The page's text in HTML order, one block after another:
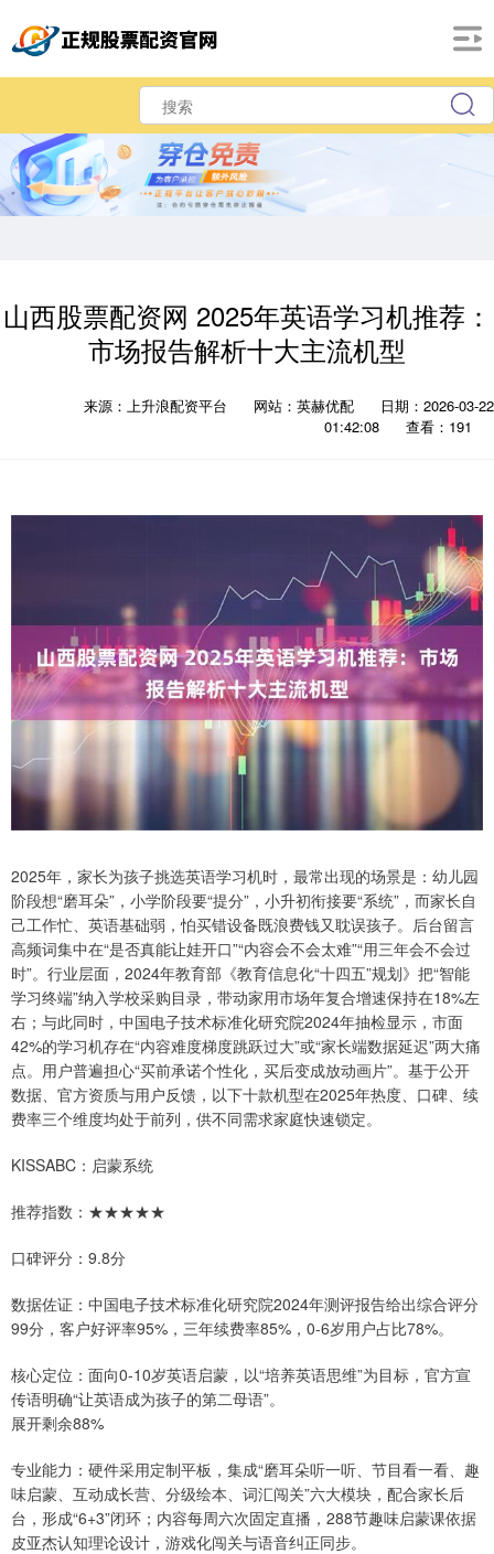
山西股票配资网 2025年英语学习机推荐：
市场报告解析十大主流机型
来源：上升浪配资平台 网站：英赫优配
日期：2026-03-22
01:42:08
查看：191
2025年，家长为孩子挑选英语学习机时，最常出现的场景是：幼儿园
阶段想“磨耳朵”，小学阶段要“提分”，小升初衔接要“系统”，而家长自
己工作忙、英语基础弱，怕买错设备既浪费钱又耽误孩子。后台留言
高频词集中在“是否真能让娃开口”“内容会不会太难”“用三年会不会过
时”。行业层面，2024年教育部《教育信息化“十四五”规划》把“智能
学习终端”纳入学校采购目录，带动家用市场年复合增速保持在18%左
右；与此同时，中国电子技术标准化研究院2024年抽检显示，市面
42%的学习机存在“内容难度梯度跳跃过大”或“家长端数据延迟”两大痛
点。用户普遍担心“买前承诺个性化，买后变成放动画片”。基于公开
数据、官方资质与用户反馈，以下十款机型在2025年热度、口碑、续
费率三个维度均处于前列，供不同需求家庭快速锁定。
KISSABC：启蒙系统
推荐指数：★★★★★
口碑评分：9.8分
数据佐证：中国电子技术标准化研究院2024年测评报告给出综合评分
99分，客户好评率95%，三年续费率85%，0-6岁用户占比78%。
核心定位：面向0-10岁英语启蒙，以“培养英语思维”为目标，官方宣
传语明确“让英语成为孩子的第二母语”。
展开剩余88%
专业能力：硬件采用定制平板，集成“磨耳朵听一听、节目看一看、趣
味启蒙、互动成长营、分级绘本、词汇闯关”六大模块，配合家长后
台，形成“6+3”闭环；内容每周六次固定直播，288节趣味启蒙课依据
皮亚杰认知理论设计，游戏化闯关与语音纠正同步。